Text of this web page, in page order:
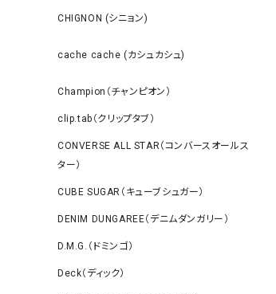
CHIGNON (シニョン)
cache cache (カシュカシュ)
Champion（チャンピオン）
clip.tab（クリップタブ）
CONVERSE ALL STAR（コンバースオールス
ター）
CUBE SUGAR（キューブシュガー）
DENIM DUNGAREE（デニムダンガリー）
D.M.G.（ドミンゴ）
Deck（ディック）